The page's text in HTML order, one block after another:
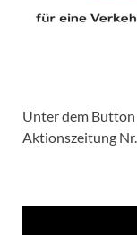
Unter dem
Aktionszeitung